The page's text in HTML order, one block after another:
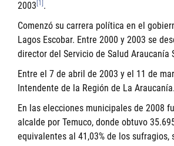
2003 [1] .
Comenzó su carrera política en el
Lagos Escobar. Entre 2000 y 2003 se
director del Servicio de Salud Araucanía
Entre el 7 de abril de 2003 y el 11 de
Intendente de la Región de La Araucanía.
En las elecciones municipales de 2008
alcalde por Temuco, donde obtuvo
equivalentes al 41,03% de los sufragios,